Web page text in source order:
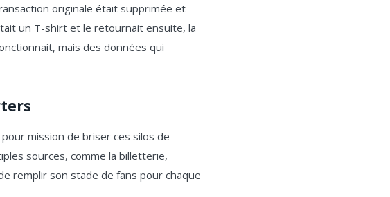
originale était supprimée et
un T-shirt et le retournait ensuite, la
mais des données qui
mission de briser ces silos de
sources, comme la billetterie,
remplir son stade de fans pour chaque